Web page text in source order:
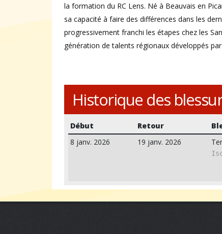
la formation du RC Lens. Né à Beauvais en
sa capacité à faire des différences dans les
progressivement franchi les étapes chez les
génération de talents régionaux développés par
Historique des
Début Retour
8 janv. 2026
19 janv. 2026